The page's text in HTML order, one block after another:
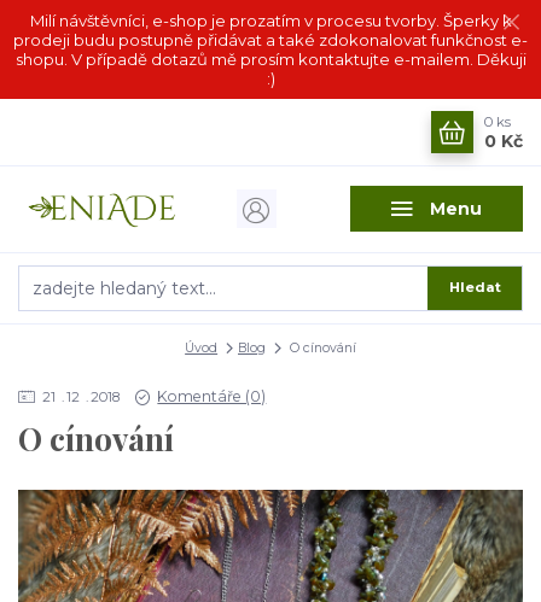
Milí návštěvníci, e-shop je prozatím v procesu tvorby. Šperky k
prodeji budu postupně přidávat a také zdokonalovat funkčnost e-
shopu. V případě dotazů mě prosím kontaktujte e-mailem. Děkuji
:)
Menu
Hledat
0 ks
0 Kč
Úvod Blog O cínování
21 12 2018 Komentáře (0)
O cínování